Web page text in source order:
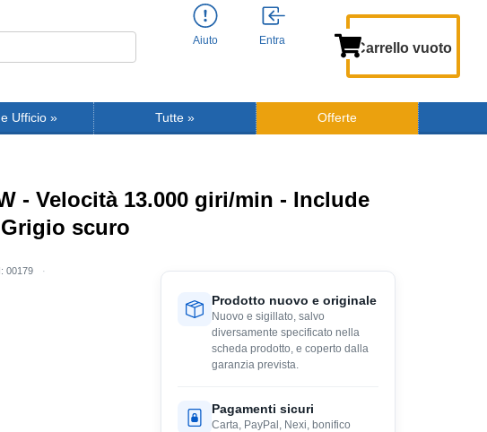
Aiuto Entra Carrello vuoto
Ufficio » Tutte » Offerte
- Velocità 13.000 giri/min - Include
scuro
00179
Prodotto nuovo e originale
Nuovo e sigillato, salvo
diversamente specificato nella
scheda prodotto, e coperto dalla
garanzia prevista.
Pagamenti sicuri
Carta, PayPal, Nexi, bonifico